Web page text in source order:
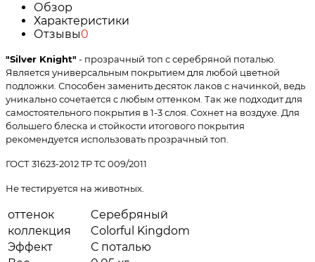
Обзор
Характеристики
Отзывы0
"Silver Knight" - прозрачный топ с серебряной поталью.
Является универсальным покрытием для любой цветной
подложки. Способен заменить десяток лаков с начинкой, ведь
уникально сочетается с любым оттенком. Так же подходит для
самостоятельного покрытия в 1-3 слоя. Сохнет на воздухе. Для
большего блеска и стойкости итогового покрытия
рекомендуется использовать прозрачный топ.
ГОСТ 31623-2012 TP TC 009/2011
Не тестируется на животных.
оттенок
Cеребряный
коллекция
Colorful Kingdom
Эффект
С поталью